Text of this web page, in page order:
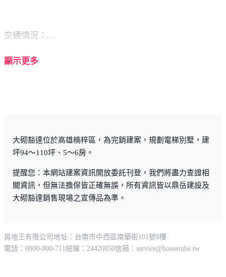
交通情況：
音，企業精英最愛的清新住宅環境。
●座迎高雄大學，84公頃綠色國境任遨遊，如一座公園涵
氧身心能量
●400公尺內，漫步援中國小，旁聽校園朗朗讀書聲
顯示更多
大砌豁達位於高雄楠梓區，為完銷建案，規劃電梯別墅，建
坪94～110坪、5～6房。
提醒您：本網站建案資訊開放委託刊登，我們將盡力查證相
關資訊，但無法擔保皆正確無誤，所有資訊皆以鼎岳建設及
大砌豁達銷售現場之宣傳品為準。
房地王有限公司 地址：台南市中西區南華街101號8樓
電話：0800-800-711統編：24420050信箱： service@housetube.tw